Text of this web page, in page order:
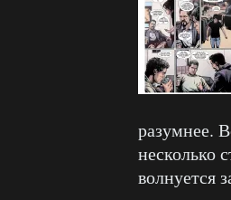
разумнее.
несколько
волнуется